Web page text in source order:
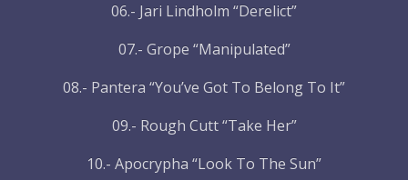
06.- Jari Lindholm “Derelict”
07.- Grope “Manipulated”
08.- Pantera “You’ve Got To Belong To It”
09.- Rough Cutt “Take Her”
10.- Apocrypha “Look To The Sun”